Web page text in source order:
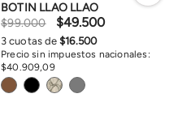
BOTIN LLAO LLAO
$99.000 $49.500
Precio sin impuestos nacionales:
$40.909,09
3 cuotas de$16.500